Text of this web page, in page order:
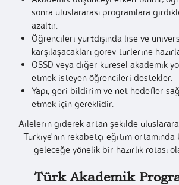
sonra uluslararası programlara
azaltır.
Öğrencileri yurtdışında lise ve
karşılaşacakları görev türlerine
OSSD veya diğer küresel akademik
etmek isteyen öğrencileri destekler.
Yapı, geri bildirim ve net hedefler
etmek için gereklidir.
Ailelerin giderek artan şekilde
Türkiye'nin rekabetçi eğitim ortamında
geleceğe yönelik bir hazırlık rotası
Türk Akademik